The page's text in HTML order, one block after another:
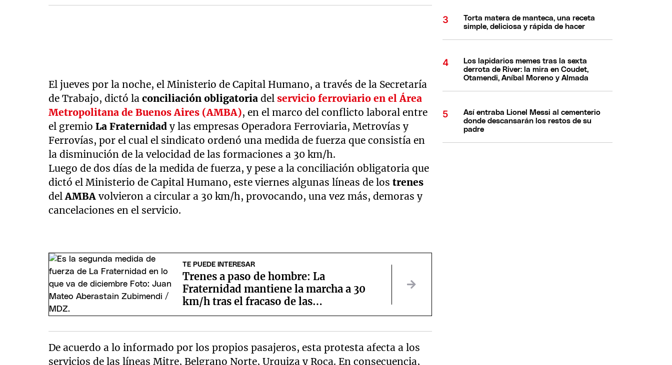
El jueves por la noche, el Ministerio de Capital Humano, a través de la Secretaría
de Trabajo, dictó laconciliación obligatoria delservicio ferroviario en el Área
Metropolitana de Buenos Aires (AMBA), en el marco del conflicto laboral entre
el gremioLa Fraternidady las empresas Operadora Ferroviaria, Metrovías y
Ferrovías, por el cual el sindicato ordenó una medida de fuerza que consistía en
la disminución de la velocidad de las formaciones a 30 km/h.
Luego de dos días de la medida de fuerza, y pese a la conciliación obligatoria que
dictó el Ministerio de Capital Humano, este viernes algunas líneas de lostrenes
delAMBAvolvieron a circular a 30 km/h, provocando, una vez más, demoras y
cancelaciones en el servicio.
TE PUEDE INTERESAR
Trenes a paso de hombre: La
Fraternidad mantiene la marcha a 30
km/h tras el fracaso de las
negociaciones
De acuerdo a lo informado por los propios pasajeros, esta protesta afecta a los
servicios de las líneas Mitre, Belgrano Norte, Urquiza y Roca. En consecuencia,
Torta matera de manteca, una receta
simple, deliciosa y rápida de hacer
Los lapidarios memes tras la sexta
derrota de River: la mira en Coudet,
Otamendi, Aníbal Moreno y Almada
Así entraba Lionel Messi al cementerio
donde descansarán los restos de su
padre